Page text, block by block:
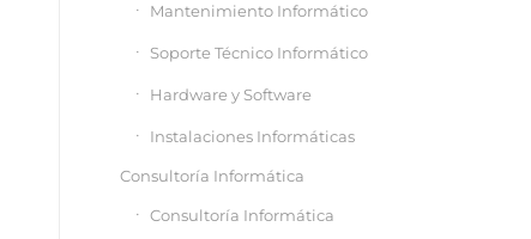
Mantenimiento Informático
Soporte Técnico Informático
Hardware y Software
Instalaciones Informáticas
Consultoría Informática
Consultoría Informática